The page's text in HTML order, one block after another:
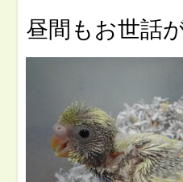
昼間もお世話